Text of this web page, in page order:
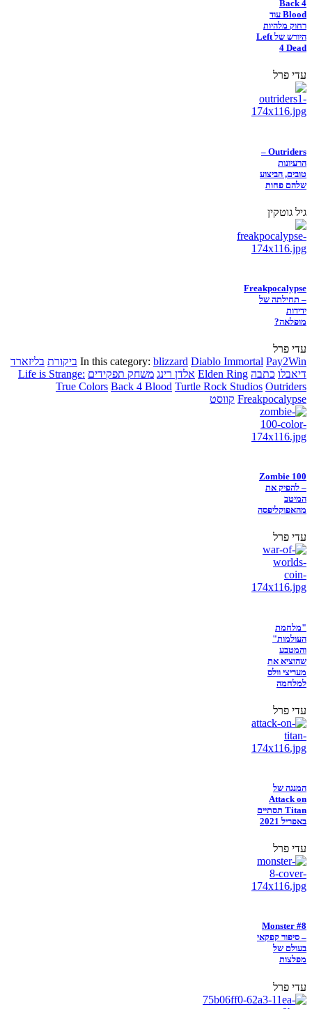
Back 4
Blood עוד
רחוק מלהיות
היורש של Left
4 Dead
עדי פרל
Outriders –
הרעיונות
טובים, הביצוע
שלהם פחות
גיל גוטקין
Freakpocalypse
– תחילתה של
ידידות
מופלאה?
עדי פרל
In this category: blizzard Diablo Immortal Pay2Win ביקורת בליזארד
דיאבלו כתבה Elden Ring אלדן רינג משחק תפקידים Life is Strange:
True Colors Back 4 Blood Turtle Rock Studios Outriders
Freakpocalypse קווסט
Zombie 100
– להפיק את
המיטב
מהאפוקליפסה
עדי פרל
"מלחמת
העולמות"
והמטבע
שהוציא את
מעריצי וולס
למלחמה
עדי פרל
המנגה של
Attack on
Titan תסתיים
באפריל 2021
עדי פרל
Monster #8
– סיפור קפקאי
בעולם של
מפלצות
עדי פרל